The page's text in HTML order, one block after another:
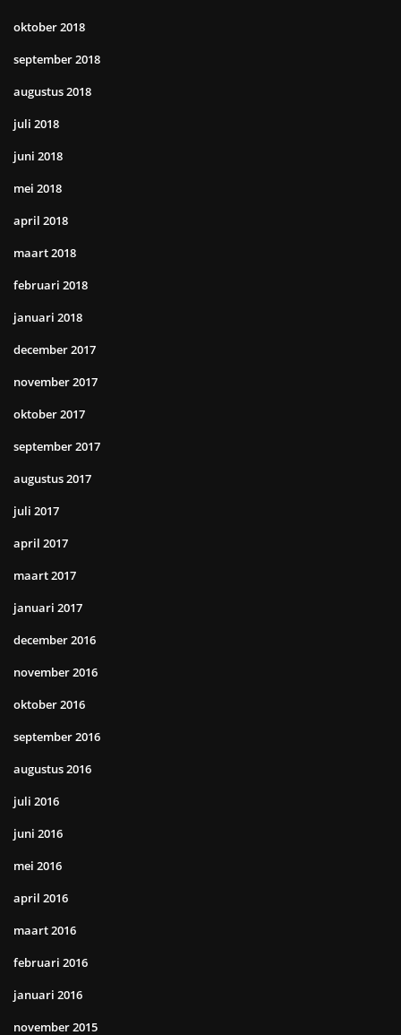
oktober 2018
september 2018
augustus 2018
juli 2018
juni 2018
mei 2018
april 2018
maart 2018
februari 2018
januari 2018
december 2017
november 2017
oktober 2017
september 2017
augustus 2017
juli 2017
april 2017
maart 2017
januari 2017
december 2016
november 2016
oktober 2016
september 2016
augustus 2016
juli 2016
juni 2016
mei 2016
april 2016
maart 2016
februari 2016
januari 2016
november 2015